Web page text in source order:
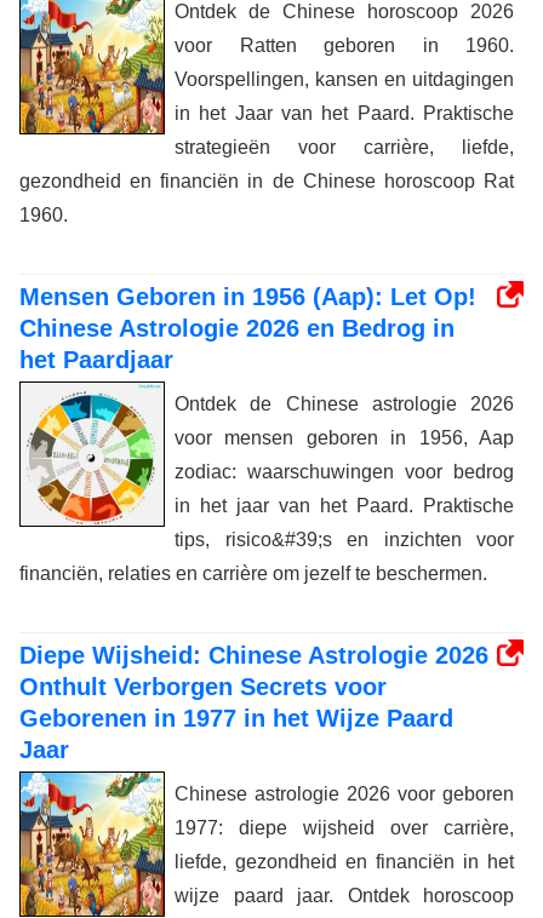
Ontdek de Chinese horoscoop 2026
voor Ratten geboren in 1960.
Voorspellingen, kansen en uitdagingen
in het Jaar van het Paard. Praktische
strategieën voor carrière, liefde,
gezondheid en financiën in de Chinese horoscoop Rat
1960.
Mensen Geboren in 1956 (Aap): Let Op!
Chinese Astrologie 2026 en Bedrog in
het Paardjaar
Ontdek de Chinese astrologie 2026
voor mensen geboren in 1956, Aap
zodiac: waarschuwingen voor bedrog
in het jaar van het Paard. Praktische
tips, risico&#39;s en inzichten voor
financiën, relaties en carrière om jezelf te beschermen.
Diepe Wijsheid: Chinese Astrologie 2026
Onthult Verborgen Secrets voor
Geborenen in 1977 in het Wijze Paard
Jaar
Chinese astrologie 2026 voor geboren
1977: diepe wijsheid over carrière,
liefde, gezondheid en financiën in het
wijze paard jaar. Ontdek horoscoop